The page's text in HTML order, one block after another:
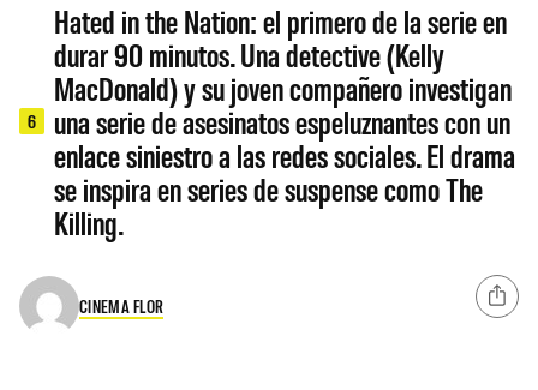
6
Hated in the Nation: el primero de la serie en
durar 90 minutos. Una detective (Kelly
MacDonald) y su joven compañero investigan
una serie de asesinatos espeluznantes con un
enlace siniestro a las redes sociales. El drama
se inspira en series de suspense como The
Killing.
CINEMA FLOR